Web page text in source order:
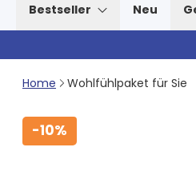
Bestseller Neu
Home Wohlfühlpaket für Sie
-10%